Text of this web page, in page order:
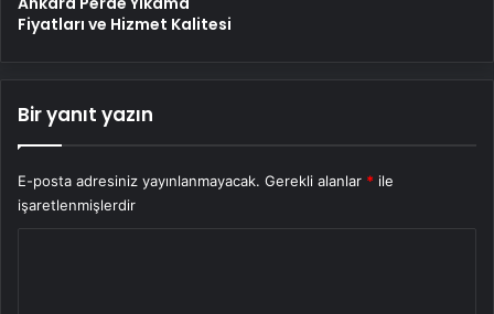
Fiyatları ve Hizmet Kalitesi
Bir yanıt yazın
E-posta adresiniz yayınlanmayacak. Gerekli alanlar * ile
işaretlenmişlerdir